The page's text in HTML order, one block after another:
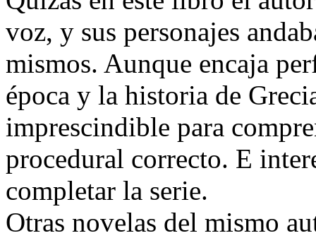
voz, y sus personajes
mismos. Aunque encaja
época y la historia de
imprescindible para
procedural correcto. E
completar la serie.
Otras novelas del mismo